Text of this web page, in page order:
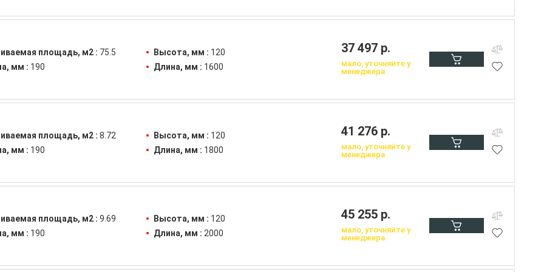
площадь, м2 : 75.5 Высота, мм : 120
мм : 190 Длина, мм : 1600
37 497 р.
мало, уточняйте у
менеджера
площадь, м2 : 8.72 Высота, мм : 120
мм : 190 Длина, мм : 1800
41 276 р.
мало, уточняйте у
менеджера
площадь, м2 : 9.69 Высота, мм : 120
мм : 190 Длина, мм : 2000
45 255 р.
мало, уточняйте у
менеджера